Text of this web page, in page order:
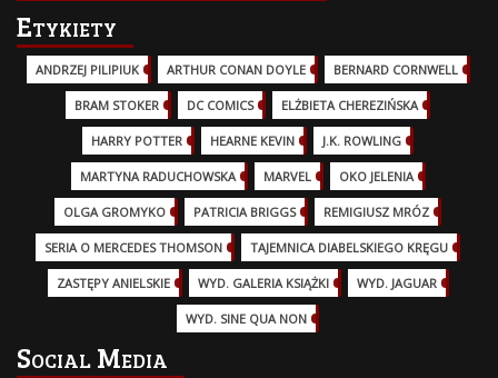
Etykiety
ANDRZEJ PILIPIUK (29)ARTHUR CONAN DOYLE BERNARD CORNWELL
BRAM STOKER DC COMICS (17)ELŻBIETA CHEREZIŃSKA
HARRY POTTER (13)HEARNE KEVIN J.K. ROWLING
MARTYNA RADUCHOWSKA MARVEL (32)OKO JELENIA
OLGA GROMYKO PATRICIA BRIGGS (12)REMIGIUSZ MRÓZ
SERIA O MERCEDES THOMSON (11)TAJEMNICA DIABELSKIEGO KRĘGU
ZASTĘPY ANIELSKIE WYD. GALERIA KSIĄŻKI WYD. JAGUAR
WYD. SINE QUA NON
Social Media